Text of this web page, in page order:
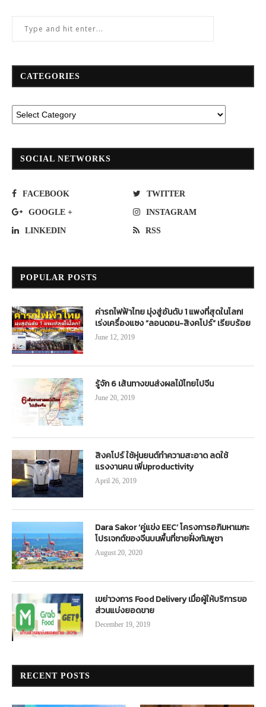
CATEGORIES
SOCIAL NETWORKS
FACEBOOK TWITTER
GOOGLE + INSTAGRAM
LINKEDIN RSS
POPULAR POSTS
ค่ารถไฟฟ้าไทย มุ่งสู่อันดับ 1 แพงที่สุดในโลก!
เร่งเครื่องแซง “ลอนดอน-สิงคโปร์” เรียบร้อย
June 12, 2019
รู้จัก 6 เส้นทางขนส่งผลไม้ไทยไปจีน
June 20, 2019
สิงคโปร์ ใช้หุ่นยนต์ทำความสะอาด ลดใช้
แรงงานคน เพิ่มproductivity
April 26, 2019
Dara Sakor ‘คู่แข่ง EEC’ โครงการอภิมหาเมกะ
โปรเจกต์ของจีนบนพื้นที่ชายฝั่งกัมพูชา
August 20, 2020
เขย่าวงการ Food Delivery เมื่อผู้ให้บริการขอ
ส่วนแบ่งยอดขาย
December 19, 2019
RECENT POSTS